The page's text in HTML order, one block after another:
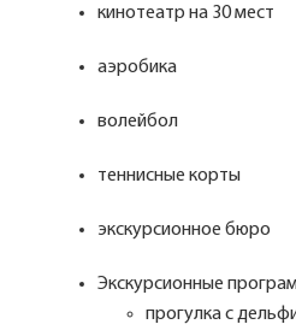
кинотеатр на 30 мест
аэробика
волейбол
теннисные корты
экскурсионное бюро
Экскурсионные
прогулка с